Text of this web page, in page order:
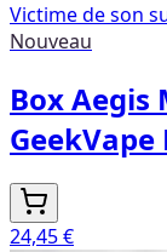
Victime de son
Nouveau
Box Aegis
GeekVape
24,45 €